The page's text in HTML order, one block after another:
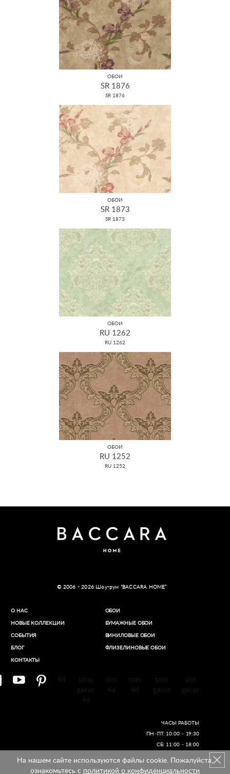
ОБОИ
SR 1876
SR 1876
ОБОИ
SR 1873
SR 1873
ОБОИ
RU 1262
RU 1262
ОБОИ
RU 1252
RU 1252
© 2006 - 2026 Шоу-рум “BACCARA HOME”
О НАС
НОВЫЕ КОЛЛЕКЦИИ
СОБЫТИЯ
БЛОГ
КОНТАКТЫ
ОБОИ
БУМАЖНЫЕ ОБОИ
ВИНИЛОВЫЕ ОБОИ​
ФЛИЗЕЛИНОВЫЕ ОБОИ
ЧАСЫ РАБОТЫ
ПН–ПТ: 10:00 – 19:30
СБ: 11:00 – 18:00
Создание сайтов
На нашем сайте используются файлы cookie. Пожалуйста,
ознакомьтесь с политикой о конфиденциальности